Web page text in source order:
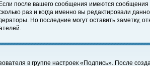
после вашего сообщения имеются
раз и когда именно вы редактировали
Но последние могут оставить заметку,
в группе настроек «Подпись». После